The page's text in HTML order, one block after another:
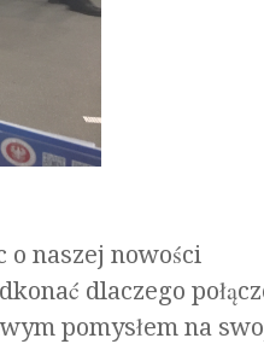
o naszej nowości
dlaczego
pomysłem na